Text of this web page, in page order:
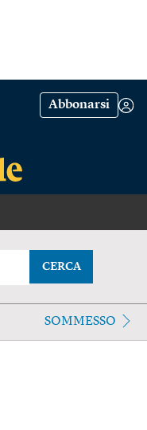
Abbonarsi
CERCA
SOMMESSO